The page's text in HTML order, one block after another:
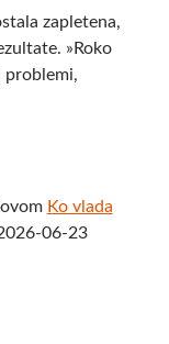
zapletena,
»Roko
problemi,
Ko vlada
06-23